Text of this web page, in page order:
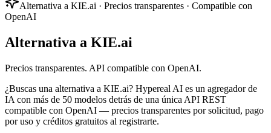
Alternativa a KIE.ai · Precios transparentes · Compatible con
OpenAI
Alternativa a KIE.ai
Precios transparentes. API compatible con OpenAI.
¿Buscas una alternativa a KIE.ai? Hypereal AI es un agregador de
IA con más de 50 modelos detrás de una única API REST
compatible con OpenAI — precios transparentes por solicitud, pago
por uso y créditos gratuitos al registrarte.